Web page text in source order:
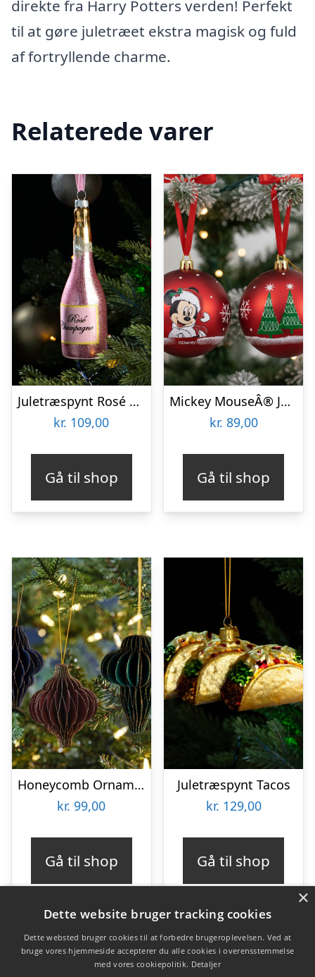
direkte fra Harry Potters verden! Perfekt
til at gøre juletræet ekstra magisk og fuld
af fortryllende charme.
Relaterede varer
Juletræspynt Rosé Champagneflaske
kr. 109,00
Gå til shop
Mickey MouseÂ® Julekugler
kr. 89,00
Gå til shop
Honeycomb Ornamenter Juletræspynt
kr. 99,00
Gå til shop
Juletræspynt Tacos
kr. 129,00
Gå til shop
Varekategorier
×
Dette website bruger tracking cookies
Dette websted bruger cookies til at forbedre brugeroplevelsen. Ved at
bruge vores hjemmeside accepterer du alle cookies i overensstemmelse
med vores cookiepolitik. Detaljer